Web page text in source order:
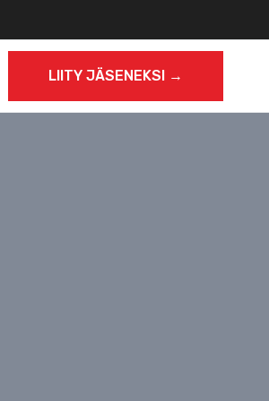
LIITY JÄSENEKSI →